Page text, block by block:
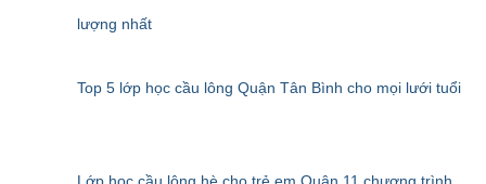
lượng nhất
Top 5 lớp học cầu lông Quận Tân Bình cho mọi lưới tuổi